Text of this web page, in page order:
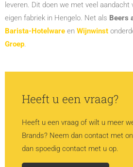
leveren. Dit doen we met veel aandacht
eigen fabriek in Hengelo. Net als Beers
Barista-Hotelware en Wijnwinst
Groep.
Heeft u een vraag?
Heeft u een vraag of wilt u meer
Brands? Neem dan contact met
dan spoedig contact met u op.